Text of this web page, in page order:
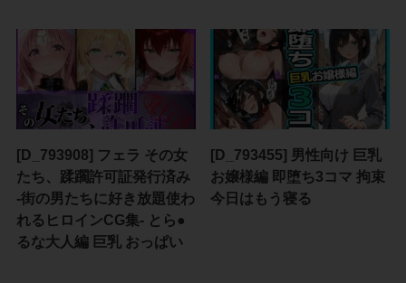
[D_793908] フェラ その女
たち、蹂躙許可証発行済み
-街の男たちに好き放題使わ
れるヒロインCG集- とら●
るな大人編 巨乳 おっぱい
[D_793455] 男性向け 巨乳
お嬢様編 即堕ち3コマ 拘束
今日はもう寝る